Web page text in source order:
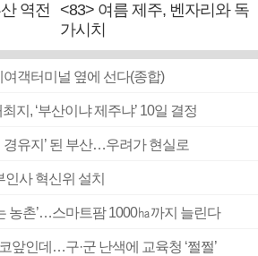
역전
<83> 여름 제주, 벤자리와 독
가시치
객터미널 옆에 선다(종합)
지, ‘부산이냐 제주냐’ 10일 결정
경유지’ 된 부산…우려가 현실로
사 혁신위 설치
농촌’…스마트팜 1000㏊까지 늘린다
앞인데…구·군 난색에 교육청 ‘쩔쩔’